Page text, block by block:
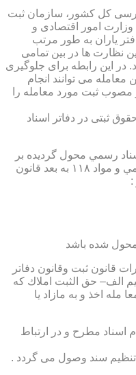
کل کشور، سازمان ثبت
وزارت امور اقتصادی و
یاران به طور مرتب
نظارت ها در بین تمامی
این رابطه برای جلوگیری
می توانند انجام
مصوب ثبت مورد معامله را
ثبتی در دفاتر اسناد
رسمي محول گرديده بر
اساس ماده ۵۰ قانون دفاتر اسناد رسمي و مواد ۱۱۸ به بعد قانون
:
قانون ثبت وقانون دفاتر
الف– حق الثبت املاك كه
مله اخذ و به مازاد يا
اسناد مطرح و در ارتباط
تنظیم سند وصول می گردد .